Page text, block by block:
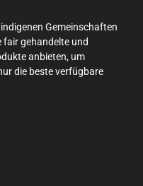
Gemeinschaften
fair gehandelte und
anbieten, um
die beste verfügbare